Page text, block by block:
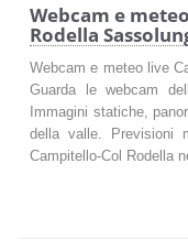
Webcam e
Rodella
Webcam e meteo live
Guarda le webcam
Immagini statiche,
della valle. Previsioni
Campitello-Col Rodella